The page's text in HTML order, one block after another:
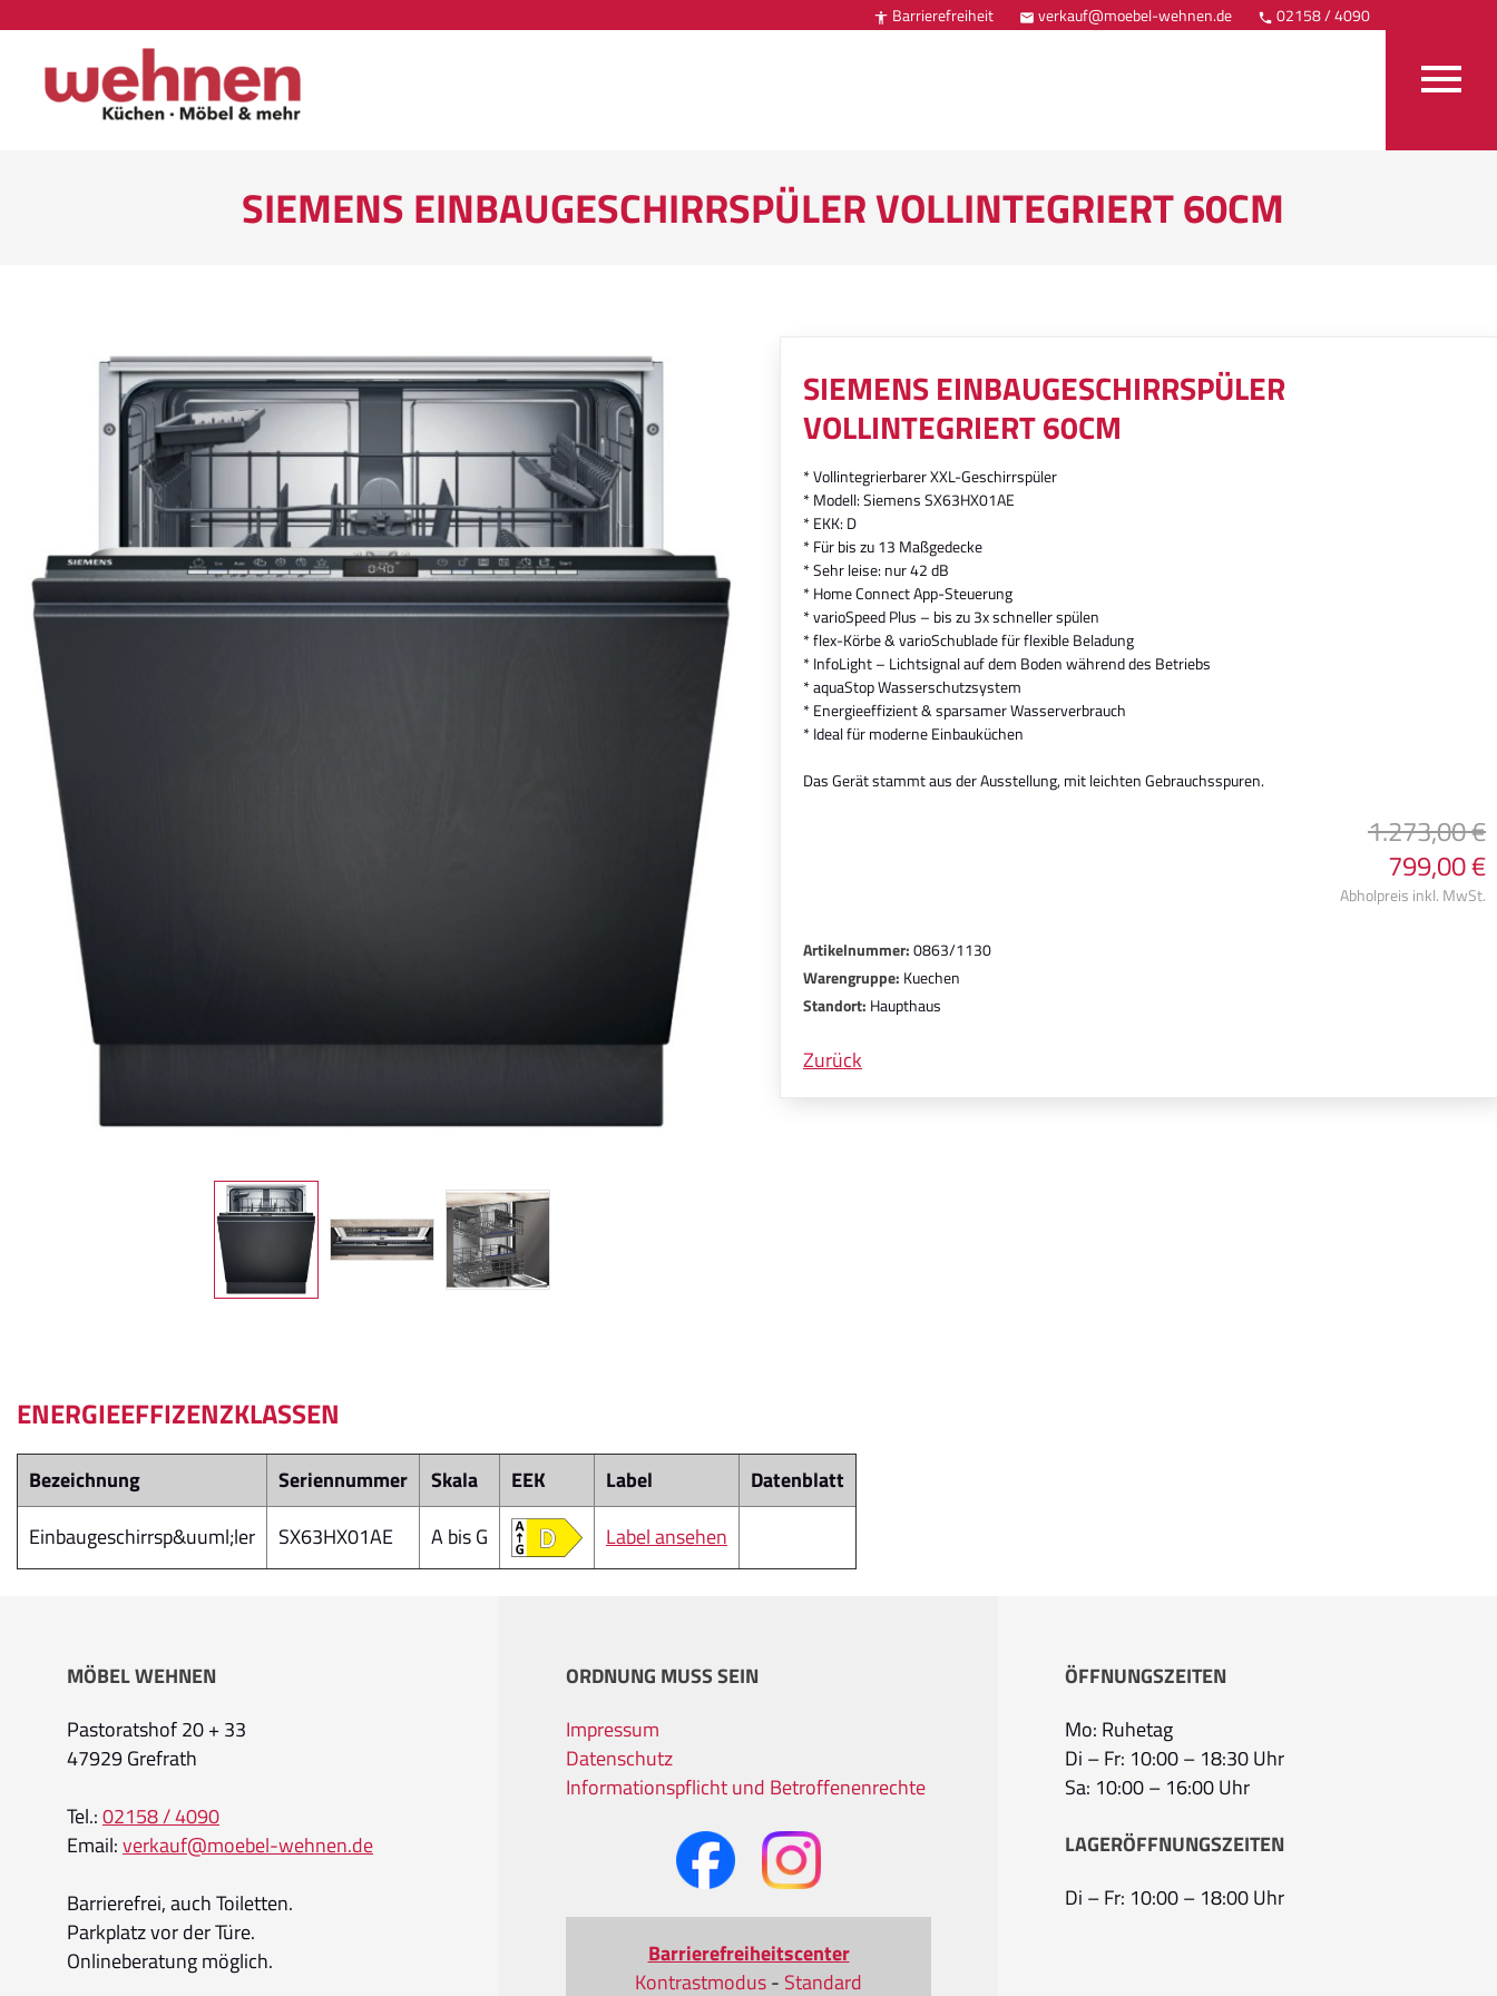
 Barrierefreiheit  verkauf@moebel-wehnen.de  02158 / 4090
SIEMENS EINBAUGESCHIRRSPÜLER VOLLINTEGRIERT 60CM
SIEMENS EINBAUGESCHIRRSPÜLER
VOLLINTEGRIERT 60CM
* Vollintegrierbarer XXL-Geschirrspüler
* Modell: Siemens SX63HX01AE
* EKK: D
* Für bis zu 13 Maßgedecke
* Sehr leise: nur 42 dB
* Home Connect App-Steuerung
* varioSpeed Plus – bis zu 3x schneller spülen
* flex-Körbe & varioSchublade für flexible Beladung
* InfoLight – Lichtsignal auf dem Boden während des Betriebs
* aquaStop Wasserschutzsystem
* Energieeffizient & sparsamer Wasserverbrauch
* Ideal für moderne Einbauküchen
Das Gerät stammt aus der Ausstellung, mit leichten Gebrauchsspuren.
1.273,00 €
799,00 €
Abholpreis inkl. MwSt.
Artikelnummer:0863/1130
Warengruppe: Kuechen
Standort: Haupthaus
Zurück
ENERGIEEFFIZENZKLASSEN
Bezeichnung Seriennummer Skala EEK Label
Datenblatt
Einbaugeschirrsp&uuml;ler
SX63HX01AE A bis G Label ansehen
MÖBEL WEHNEN
Pastoratshof 20 + 33
47929 Grefrath
Tel.:02158 / 4090
Email:verkauf@moebel-wehnen.de
Barrierefrei, auch Toiletten.
Parkplatz vor der Türe.
Onlineberatung möglich.
ORDNUNG MUSS SEIN
Impressum
Datenschutz
Informationspflicht und Betroffenenrechte
Barrierefreiheitscenter
Kontrastmodus- Standard
ÖFFNUNGSZEITEN
Mo: Ruhetag
Di – Fr: 10:00 – 18:30 Uhr
Sa: 10:00 – 16:00 Uhr
LAGERÖFFNUNGSZEITEN
Di – Fr: 10:00 – 18:00 Uhr